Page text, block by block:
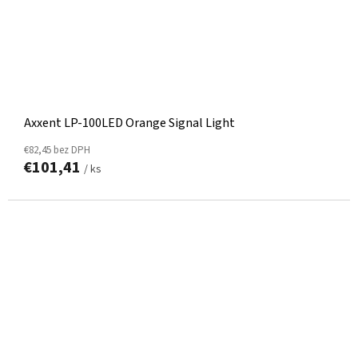
Axxent LP-100LED Orange Signal Light
€82,45 bez DPH
€101,41 / ks